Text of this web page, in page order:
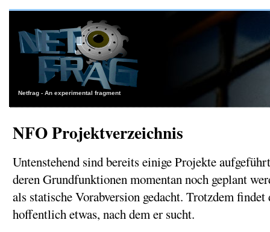
Netfrag - An experimental fragment
NFO Projektverzeichnis
Untenstehend sind bereits einige Projekte
deren Grundfunktionen momentan noch geplant
als statische Vorabversion gedacht. Trotzdem
hoffentlich etwas, nach dem er sucht.